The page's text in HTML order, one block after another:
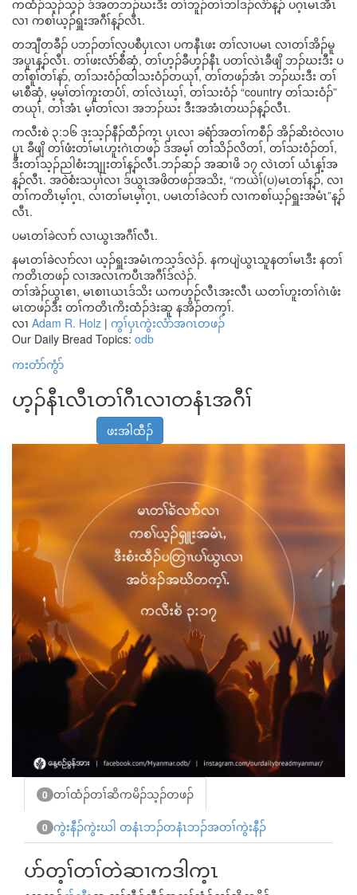
ကထံၣ်သ့ၣ်သ့ၣ် ဒ်အတဘၣ်ဃးဒီး တၢ်ဘူၣ်တၢ်ဘါဒၣ်လဲာ်န့ၣ် ပဂ့ၤမၤအီၤ
လၢ ကစၢ်ယ့ၣ်ရှူးအဂီၢ်န့ၣ်လီၤ.
တဘျီတခီၣ် ပဘၣ်တၢ်လ့ပစီပှၤလၢ ပကနီၤဖး တၢ်လၢပမၤ လၢတၢ်အိၣ်မူ
အပူၤန့ၣ်လီၤ. တၢ်ဖးလံာ်စီဆှံ, တၢ်ဟ့ၣ်ခီဟ့ၣ်နီၤ ပတၢ်လဲၤခီဖျိ ဘၣ်ဃးဒီး ပ
တၢ်စူၢ်တၢ်နာ်, တၢ်သးဝံၣ်ထါသးဝံၣ်တယုၢ်, တၢ်တဖၣ်အံၤ ဘၣ်ဃးဒီး တၢ်
မၤစီဆှံ, မ့မ့ၢ်တၢ်ကူးတပံၢ်, တၢ်လဲၤဃ့ၢ်, တၢ်သးဝံၣ် “country တၢ်သးဝံၣ်”
တယုၢ်, တၢ်အံၤ မ့ၢ်တၢ်လၢ အဘၣ်ဃး ဒီးအအံၤတဃၣ်န့ၣ်လီၤ.
ကလီးစဲ ၃:၁၆ ဒုးသ့ၣ်နီၣ်ထီၣ်က့ၤ ပှၤလၢ ခရံာ်အတၢ်ကစီၣ် အိၣ်ဆိးဝဲလၢပ
ပူၤ ခီဖျိ တၢ်ဖံးတၢ်မၤဟူးဂဲၤတဖၣ် ဒ်အမ့ၢ် တၢ်သိၣ်လိတၢ်, တၢ်သးဝံၣ်တၢ်,
ဒီးတၢ်သ့ၣ်ညါစံးဘျုးတၢ်န့ၣ်လီၤ.ဘၣ်ဆၣ် အဆၢဖိ ၁၇ လဲၤတၢ် ယံၤန့ၢ်အ
န့ၣ်လီၤ. အဝဲစံးသပှၢ်လၢ ဒ်ယွၤအဖိတဖၣ်အသိး, “ကယဲၢ်(ပ)မၤတၢ်န့ၣ်, လၢ
တၢ်ကတိၤမ့ၢ်ဂ့ၤ, လၢတၢ်မၤမ့ၢ်ဂ့ၤ, ပမၤတၢ်ခဲလၢာ် လၢကစၢ်ယ့ၣ်ရှူးအမံၤ”န့ၣ်
လီၤ.
ပမၤတၢ်ခဲလၢာ် လၢယွၤအဂီၢ်လီၤ.
နမၤတၢ်ခဲလၢာ်လၢ ယ့ၣ်ရှူးအမံၤကသ့ဒ်လဲၣ်. နကပျဲယွၤသူနတၢ်မၤဒီး နတၢ်
ကတိၤတဖၣ် လၢအလၤကပီၤအဂီၢ်ဒ်လဲၣ်.
တၢ်အဲၣ်ယွၤဧၢ, မၤစၢၤယၤဒ်သိး ယကဟ့ၣ်လီၤအးလီၤ ယတၢ်ဟူးတၢ်ဂဲၤဖံး
မၤတဖၣ်ဒီး တၢ်ကတိၤကိးထံၣ်ဒဲးဆူ နအိၣ်တက့ၢ်.
လၢ Adam R. Holz | ကွၢ်ပှၤကွဲးလံာ်အဂၤတဖၣ်
Our Daily Bread Topics: odb
ကးတံာ်ကွံာ်
ဟ့ၣ်နီၤလီၤတၢ်ဂီၤလၢတနံၤအဂီၢ်
ဖးအါထီၣ်
0 တၢ်ထံၣ်တၢ်ဆိကမိၣ်သ့ၣ်တဖၣ်
0 ကွဲးနီၣ်ကွဲးဃါ တနံၤဘၣ်တနံၤဘၣ်အတၢ်ကွဲးနီၣ်
ပာ်တ့ၢ်တၢ်တဲဆၢကဒါက့ၤ